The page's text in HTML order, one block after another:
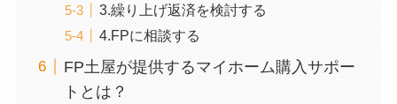
3.繰り上げ返済を検討する
4.FPに相談する
FP土屋が提供するマイホーム購入サポー
トとは？